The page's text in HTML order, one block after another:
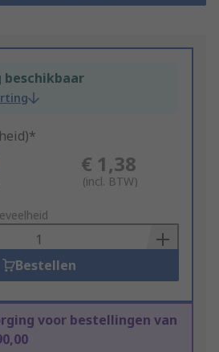
€ 1,38
(incl. BTW)
Bestellen
voor bestellingen van